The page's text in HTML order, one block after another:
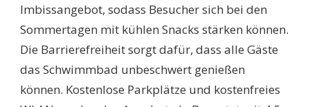
Imbissangebot, sodass Besucher sich bei den
Sommertagen mit kühlen Snacks stärken können.
Die Barrierefreiheit sorgt dafür, dass alle Gäste
das Schwimmbad unbeschwert genießen
können. Kostenlose Parkplätze und kostenfreies